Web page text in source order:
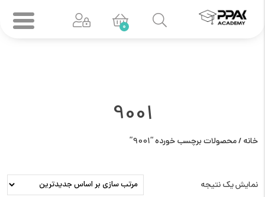
0
9001
خانه/ محصولات برچسب خورده “9001”
نمایش یک نتیجه